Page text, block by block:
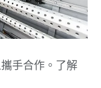
手合作。了解